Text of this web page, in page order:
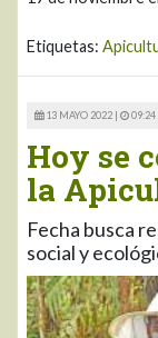
Etiquetas:
13 MAYO 2022 | 09:24
Hoy se
la
Fecha busca
social y